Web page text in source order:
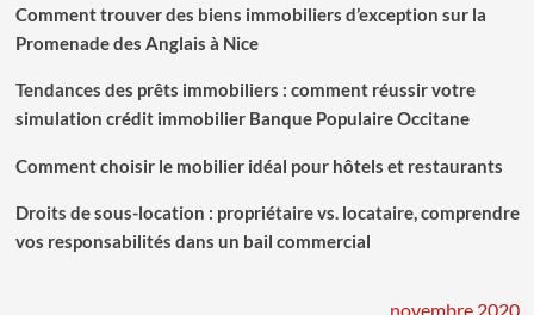
services
de
d’installation,
de
et
rénovation
à
Lyon?
Comment trouver des biens immobiliers d’exception sur la
Promenade des Anglais à Nice
Tendances des prêts immobiliers : comment réussir votre
simulation crédit immobilier Banque Populaire Occitane
Comment choisir le mobilier idéal pour hôtels et restaurants
Droits de sous-location : propriétaire vs. locataire, comprendre
vos responsabilités dans un bail commercial
novembre 2020